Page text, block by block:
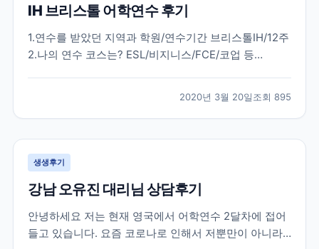
IH 브리스톨 어학연수 후기
1.연수를 받았던 지역과 학원/연수기간 브리스톨IH/12주
2.나의 연수 코스는? ESL/비지니스/FCE/코업 등
런던 외 지방지역은 런던과는 달리 조용하고 공부에 몰
두할 수 있는 지역을 원하였습니다....
2020년 3월 20일조회 895
생생후기
강남 오유진 대리님 상담후기
안녕하세요 저는 현재 영국에서 어학연수 2달차에 접어
들고 있습니다. 요즘 코로나로 인해서 저뿐만이 아니라